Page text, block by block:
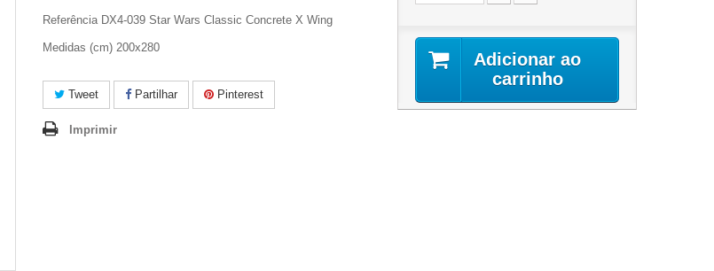
Referência DX4-039 Star Wars Classic Concrete X Wing
Medidas (cm) 200x280
Tweet Partilhar Pinterest
Imprimir
Adicionar ao
carrinho